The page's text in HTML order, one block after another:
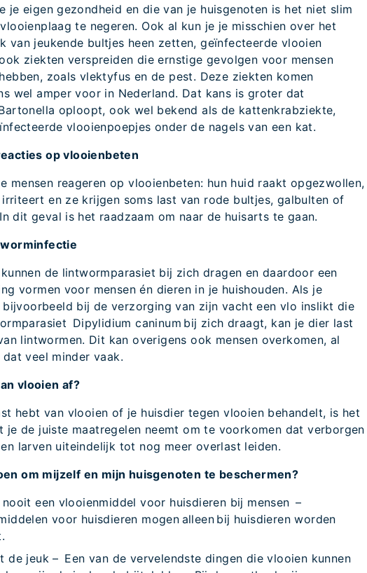
je eigen gezondheid en die van je huisgenoten is het niet slim
te negeren. Ook al kun je je misschien over het
van jeukende bultjes heen zetten, geïnfecteerde vlooien
ziekten verspreiden die ernstige gevolgen voor mensen
zoals vlektyfus en de pest. Deze ziekten komen
wel amper voor in Nederland. Dat kans is groter dat
oploopt, ook wel bekend als de kattenkrabziekte,
vlooienpoepjes onder de nagels van een kat.
op vlooienbeten
mensen reageren op vlooienbeten: hun huid raakt opgezwollen,
en ze krijgen soms last van rode bultjes, galbulten of
dit geval is het raadzaam om naar de huisarts te gaan.
de lintwormparasiet bij zich dragen en daardoor een
vormen voor mensen én dieren in je huishouden. Als je
bijvoorbeeld bij de verzorging van zijn vacht een vlo inslikt die
Dipylidium caninum bij zich draagt, kan je dier last
lintwormen. Dit kan overigens ook mensen overkomen, al
veel minder vaak.
vlooien af?
hebt van vlooien of je huisdier tegen vlooien behandelt, is het
je de juiste maatregelen neemt om te voorkomen dat verborgen
larven uiteindelijk tot nog meer overlast leiden.
om mijzelf en mijn huisgenoten te beschermen?
nooit een vlooienmiddel voor huisdieren bij mensen –
voor huisdieren mogen alleen bij huisdieren worden
de jeuk – Een van de vervelendste dingen die vlooien kunnen